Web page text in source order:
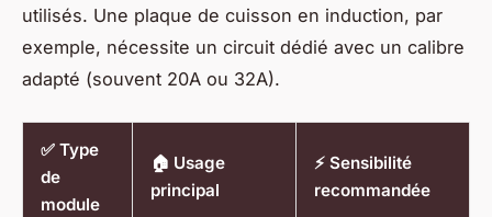
utilisés. Une plaque de cuisson en induction, par
exemple, nécessite un circuit dédié avec un calibre
adapté (souvent 20A ou 32A).
✅ Type
de
module
🏠 Usage
principal
⚡ Sensibilité
recommandée